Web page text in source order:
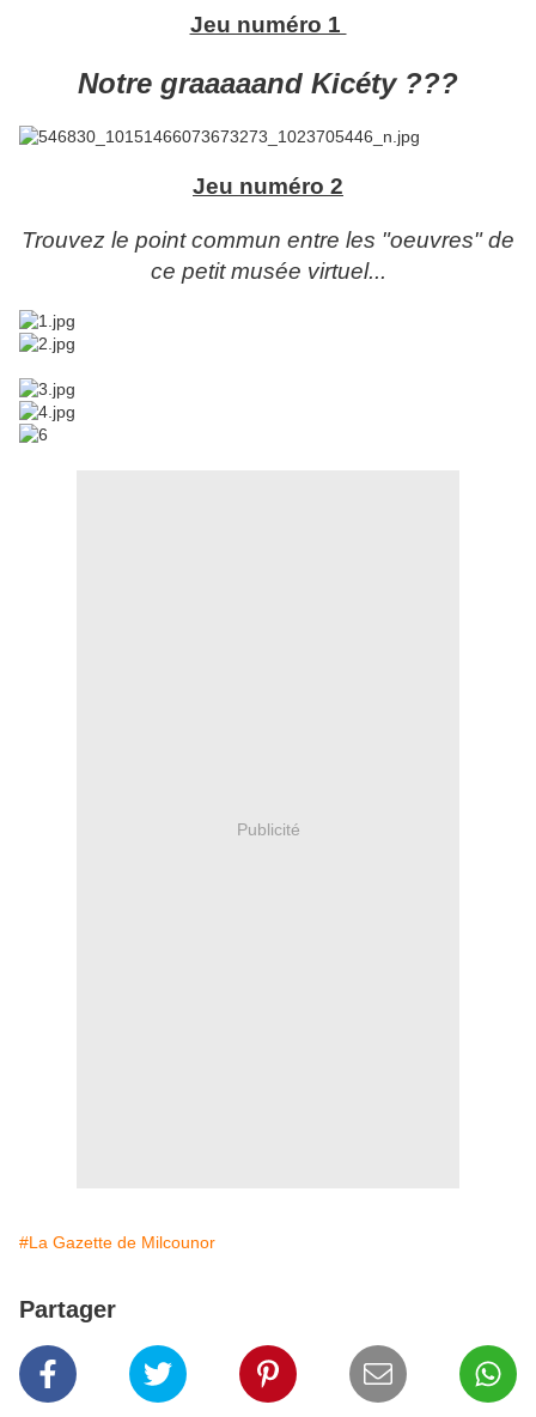
Jeu numéro 1
Notre graaaaand Kicéty ???
Jeu numéro 2
Trouvez le point commun entre les "oeuvres" de
ce petit musée virtuel...
Publicité
#La Gazette de Milcounor
Partager